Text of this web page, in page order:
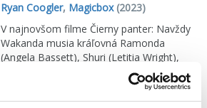
Ryan Coogler, Magicbox(2023)
V najnovšom filme Čierny panter: Navždy
Wakanda musia kráľovná Ramonda
(Angela Bassett), Shuri (Letitia Wright),
M’Baku (Winston Duke), Okoye (Danai
Gurira) a Dora Milaje (Florence
Kasumbová) bojovať, aby ochránili svoj